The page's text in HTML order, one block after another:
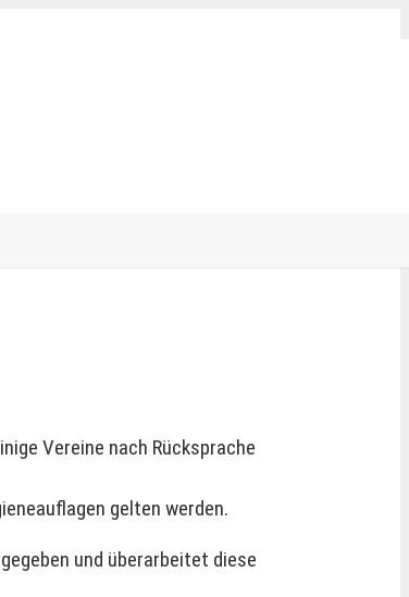
Vereine nach Rücksprache
gelten werden.
und überarbeitet diese